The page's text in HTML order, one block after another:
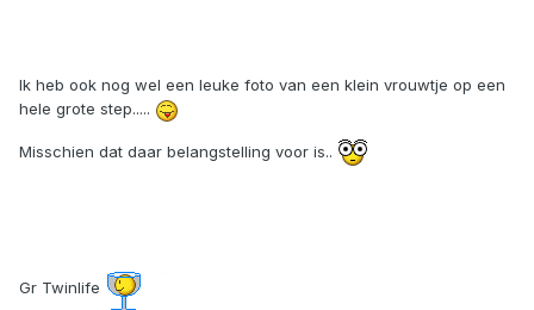
Ik heb ook nog wel een leuke foto van een klein vrouwtje op een
hele grote step.....
Misschien dat daar belangstelling voor is..
Gr Twinlife